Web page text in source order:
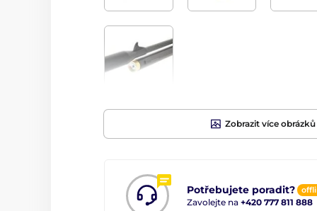
Zobrazit více obrázků
Potřebujete poradit?
Zavolejte na +420 777 811 888